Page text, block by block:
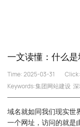
一文读懂：什么
Time: 2025-03-31 Click:
Keywords:集团网站建设
域名就如同我们现实世
一个网址，访问的就是